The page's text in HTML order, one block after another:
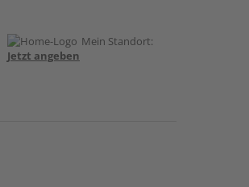
Mein Standort:
Jetzt angeben